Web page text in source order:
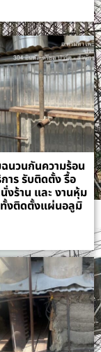
นวนกันความร้อน
าร รับติดตั้ง รื้อ
งร้าน และ งานหุ้ม
งติดตั้งแผ่นอลูมิ